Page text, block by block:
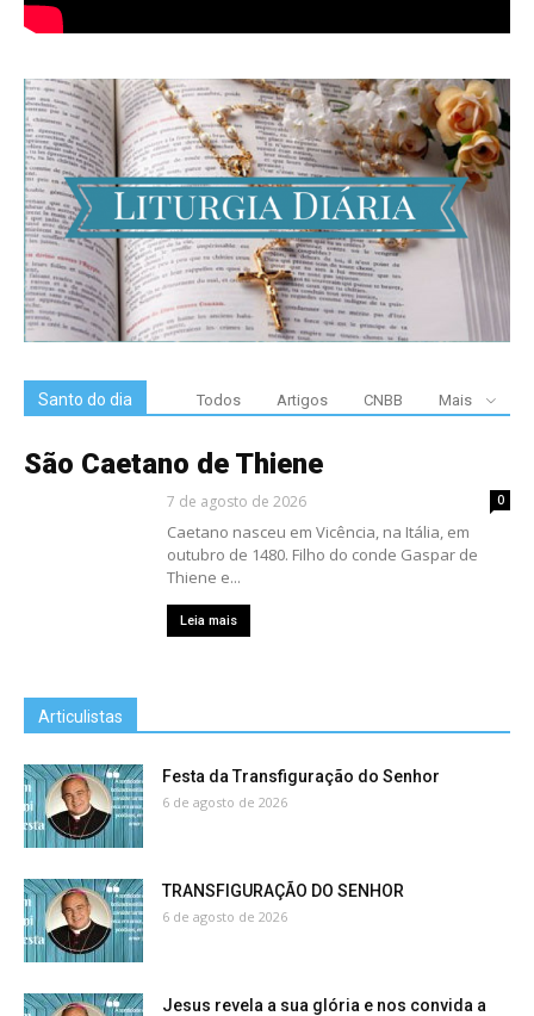
Santo do dia Todos Artigos CNBB Mais
São Caetano de Thiene
7 de agosto de 2026 0
Caetano nasceu em Vicência, na Itália, em
outubro de 1480. Filho do conde Gaspar de
Thiene e...
Leia mais
Articulistas
Festa da Transfiguração do Senhor
6 de agosto de 2026
TRANSFIGURAÇÃO DO SENHOR
6 de agosto de 2026
Jesus revela a sua glória e nos convida a